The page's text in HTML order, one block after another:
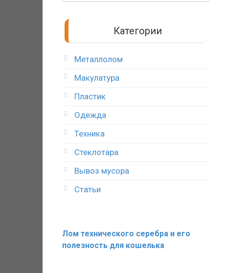
Категории
Металлолом
Макулатура
Пластик
Одежда
Техника
Стеклотара
Вывоз мусора
Статьи
Лом технического серебра и его
полезность для кошелька